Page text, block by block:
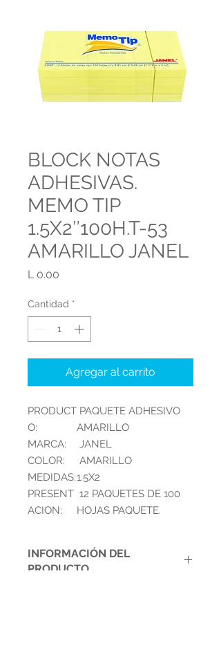
BLOCK NOTAS
ADHESIVAS.
MEMO TIP
1.5X2″100H.T-53
AMARILLO JANEL
L 0.00
Cantidad *
Agregar al carrito
PRODUCT
O:
PAQUETE ADHESIVO
AMARILLO
MARCA:
JANEL
COLOR:
AMARILLO
MEDIDAS:1.5X2
PRESENT
ACION:
12 PAQUETES DE 100
HOJAS PAQUETE.
INFORMACIÓN DEL
PRODUCTO